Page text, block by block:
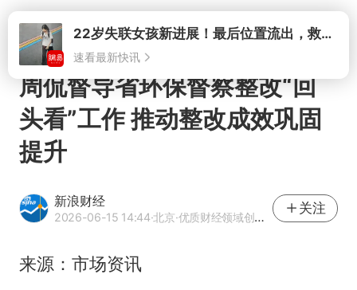
打开22岁失联女孩新进展！最后位置流出，救援队再曝两大噩耗母亲崩溃
速看最新快讯
周侃督导省环保督察整改“回
头看”工作 推动整改成效巩固
提升
新浪财经
2026-06-15 14:44·北京·优质财经领域创作者
关注
来源：市场资讯